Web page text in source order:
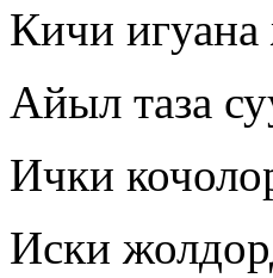
Кичи
Айыл таза
Ички
Иски